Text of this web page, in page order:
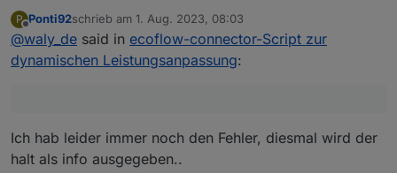
siehe unten
P
Offline
Ponti92schrieb am 1. Aug. 2023, 08:03
zuletzt editiert von
@waly_de said in ecoflow-connector-Script zur
dynamischen Leistungsanpassung:
Ich hab leider immer noch den Fehler, diesmal wird der
halt als info ausgegeben..